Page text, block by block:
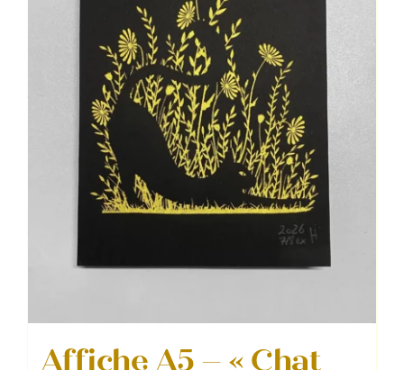
Affiche A5 – « Chat